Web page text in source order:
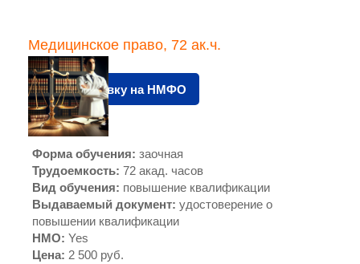
Медицинское право, 72 ак.ч.
Подать заявку на НМФО
Форма обучения: заочная
Трудоемкость: 72 акад. часов
Вид обучения: повышение квалификации
Выдаваемый документ: удостоверение о
повышении квалификации
НМО: Yes
Цена: 2 500 руб.